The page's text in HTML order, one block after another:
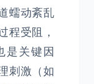
蠕动紊乱
程受阻，
是关键因
刺激（如